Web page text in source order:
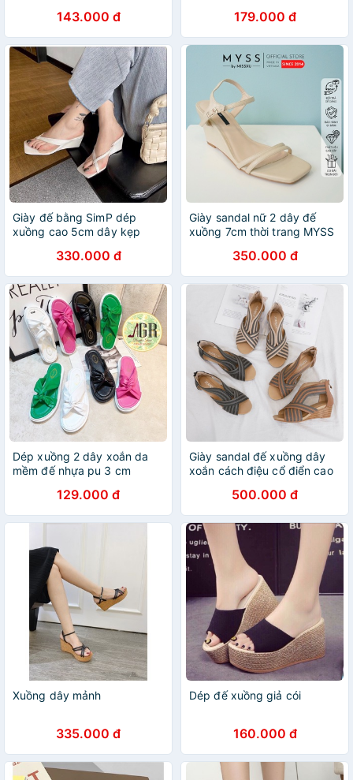
143.000 đ 179.000 đ
Giày đế bằng SimP dép
xuồng cao 5cm dây kẹp
330.000 đ
Giày sandal nữ 2 dây đế
xuồng 7cm thời trang MYSS
350.000 đ
Dép xuồng 2 dây xoắn da
mềm đế nhựa pu 3 cm
129.000 đ
Giày sandal đế xuồng dây
xoắn cách điệu cổ điển cao
500.000 đ
Xuồng dây mảnh
335.000 đ
Dép đế xuồng giả cói
160.000 đ